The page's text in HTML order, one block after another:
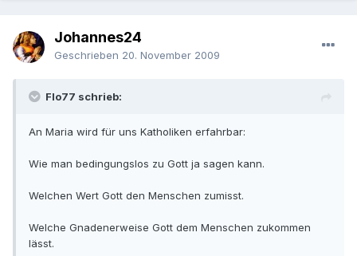
Johannes24
Geschrieben 20. November 2009
Flo77 schrieb:
An Maria wird für uns Katholiken erfahrbar:
Wie man bedingungslos zu Gott ja sagen kann.
Welchen Wert Gott den Menschen zumisst.
Welche Gnadenerweise Gott dem Menschen zukommen
lässt.